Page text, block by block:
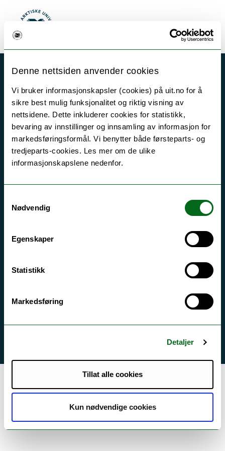
Denne nettsiden anvender cookies
Vi bruker informasjonskapsler (cookies) på uit.no for å
sikre best mulig funksjonalitet og riktig visning av
nettsidene. Dette inkluderer cookies for statistikk,
bevaring av innstillinger og innsamling av informasjon for
markedsføringsformål. Vi benytter både førsteparts- og
tredjeparts-cookies. Les mer om de ulike
informasjonskapslene nedenfor.
Nødvendig
Egenskaper
Statistikk
Markedsføring
Detaljer
Tillat alle cookies
Kun nødvendige cookies
Gå til hovedinnhold
UiT Norges arktiske universitet Meny
Akutt hjelp
Si ifra!
Driftsmeldinger
Personvern ved UiT
Sikkerhet, beredskap og personvern
Informasjonskapsler
Tilgjengelighetserklæring
Kontakt UiT
For skoler
English website